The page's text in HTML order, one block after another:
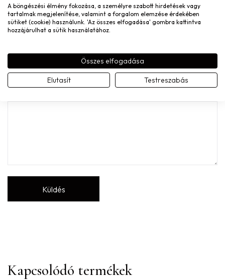
A nevem, e-mail címem, és weboldalcímem mentése a
böngészőben a következő hozzászólásomhoz.
A te értékelésed
Kapcsolódó termékek
A böngészési élmény fokozása, a személyre szabott hirdetések vagy
tartalmak megjelenítése, valamint a forgalom elemzése érdekében
sütiket (cookie) használunk. 'Az összes elfogadása' gombra kattintva
hozzájárulhat a sütik használatához.
Összes elfogadása
Elutasít Testreszabás